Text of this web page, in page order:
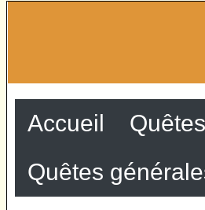
Accueil
Quêtes